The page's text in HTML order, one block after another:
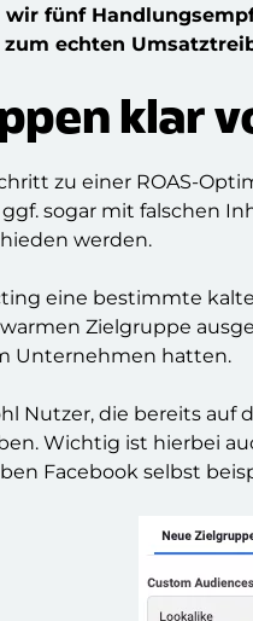
wir fünf
zum echten
klar
zu einer ROAS-
sogar mit falschen
werden.
eine bestimmte
Zielgruppe
Unternehmen hatten.
Nutzer, die bereits auf
Wichtig ist hierbei
Facebook selbst